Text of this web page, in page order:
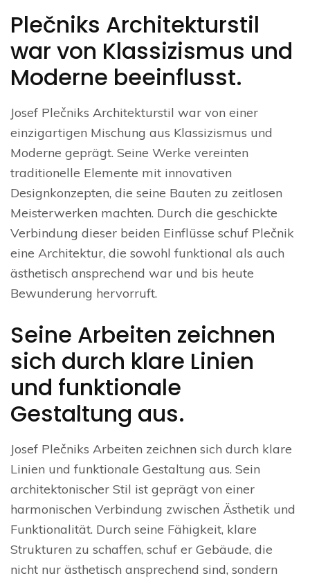
Plečniks Architekturstil
war von Klassizismus und
Moderne beeinflusst.
Josef Plečniks Architekturstil war von einer
einzigartigen Mischung aus Klassizismus und
Moderne geprägt. Seine Werke vereinten
traditionelle Elemente mit innovativen
Designkonzepten, die seine Bauten zu zeitlosen
Meisterwerken machten. Durch die geschickte
Verbindung dieser beiden Einflüsse schuf Plečnik
eine Architektur, die sowohl funktional als auch
ästhetisch ansprechend war und bis heute
Bewunderung hervorruft.
Seine Arbeiten zeichnen
sich durch klare Linien
und funktionale
Gestaltung aus.
Josef Plečniks Arbeiten zeichnen sich durch klare
Linien und funktionale Gestaltung aus. Sein
architektonischer Stil ist geprägt von einer
harmonischen Verbindung zwischen Ästhetik und
Funktionalität. Durch seine Fähigkeit, klare
Strukturen zu schaffen, schuf er Gebäude, die
nicht nur ästhetisch ansprechend sind, sondern